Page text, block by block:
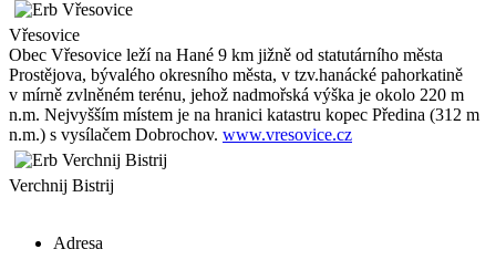
Vřesovice
Obec Vřesovice leží na Hané 9 km jižně od statutárního města
Prostějova, bývalého okresního města, v tzv.hanácké pahorkatině
v mírně zvlněném terénu, jehož nadmořská výška je okolo 220 m
n.m. Nejvyšším místem je na hranici katastru kopec Předina (312 m
n.m.) s vysílačem Dobrochov. www.vresovice.cz
Verchnij Bistrij
Adresa